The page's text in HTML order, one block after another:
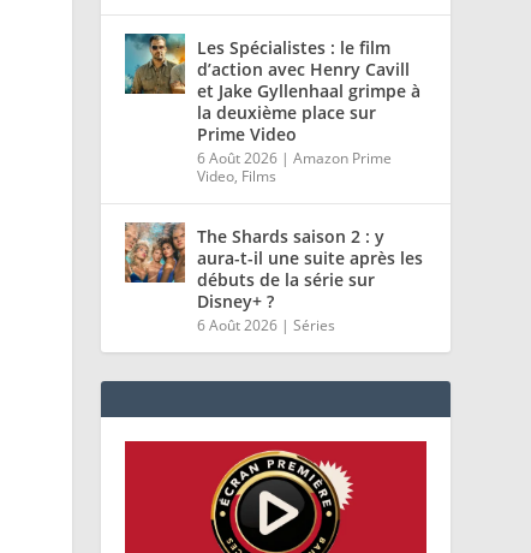
Les Spécialistes : le film
d’action avec Henry Cavill
et Jake Gyllenhaal grimpe à
la deuxième place sur
Prime Video
6 Août 2026 |Amazon Prime
Video, Films
The Shards saison 2 : y
aura-t-il une suite après les
débuts de la série sur
Disney+ ?
6 Août 2026 |Séries